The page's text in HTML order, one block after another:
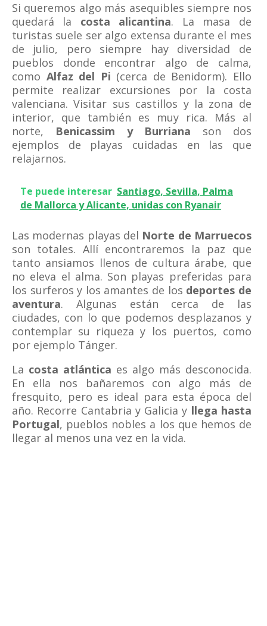
Si queremos algo más asequibles siempre nos
quedará la costa alicantina. La masa de
turistas suele ser algo extensa durante el mes
de julio, pero siempre hay diversidad de
pueblos donde encontrar algo de calma,
como Alfaz del Pi (cerca de Benidorm). Ello
permite realizar excursiones por la costa
valenciana. Visitar sus castillos y la zona de
interior, que también es muy rica. Más al
norte, Benicassim y Burriana son dos
ejemplos de playas cuidadas en las que
relajarnos.
Te puede interesar Santiago, Sevilla, Palma
de Mallorca y Alicante, unidas con Ryanair
Las modernas playas del Norte de Marruecos
son totales. Allí encontraremos la paz que
tanto ansiamos llenos de cultura árabe, que
no eleva el alma. Son playas preferidas para
los surferos y los amantes de los deportes de
aventura. Algunas están cerca de las
ciudades, con lo que podemos desplazanos y
contemplar su riqueza y los puertos, como
por ejemplo Tánger.
La costa atlántica es algo más desconocida.
En ella nos bañaremos con algo más de
fresquito, pero es ideal para esta época del
año. Recorre Cantabria y Galicia y llega hasta
Portugal, pueblos nobles a los que hemos de
llegar al menos una vez en la vida.